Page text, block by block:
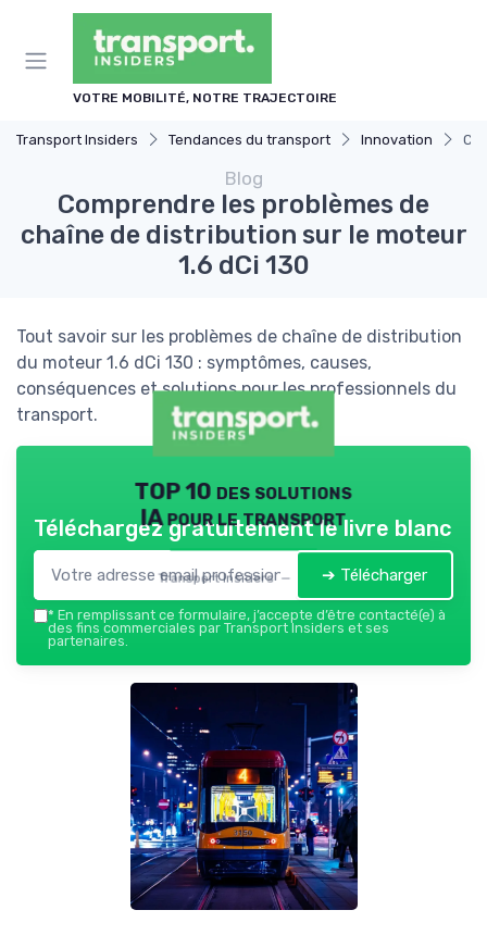
VOTRE MOBILITÉ, NOTRE TRAJECTOIRE
Transport Insiders Tendances du transport Innovation
Blog
Comprendre les problèmes de
chaîne de distribution sur le moteur
1.6 dCi 130
Tout savoir sur les problèmes de chaîne de distribution
du moteur 1.6 dCi 130 : symptômes, causes,
conséquences et solutions pour les professionnels du
transport.
TOP 10 des solutions
IA pour le transport
Transport Insiders — 2026
Téléchargez gratuitement le livre blanc
➔ Télécharger
* En remplissant ce formulaire, j’accepte d’être contacté(e) à
des fins commerciales par Transport Insiders et ses
partenaires.
Panneau de gestion des cookies